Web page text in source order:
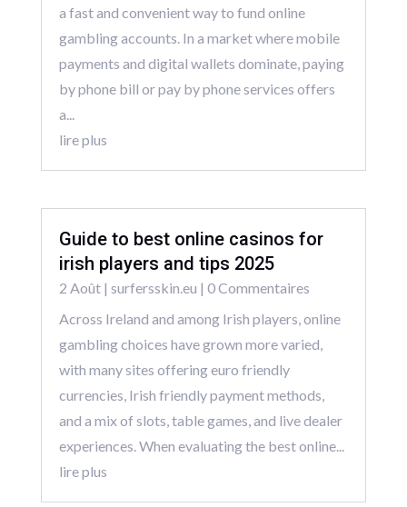
a fast and convenient way to fund online
gambling accounts. In a market where mobile
payments and digital wallets dominate, paying
by phone bill or pay by phone services offers
a...
lire plus
Guide to best online casinos for
irish players and tips 2025
2 Août| surfersskin.eu | 0 Commentaires
Across Ireland and among Irish players, online
gambling choices have grown more varied,
with many sites offering euro friendly
currencies, Irish friendly payment methods,
and a mix of slots, table games, and live dealer
experiences. When evaluating the best online...
lire plus